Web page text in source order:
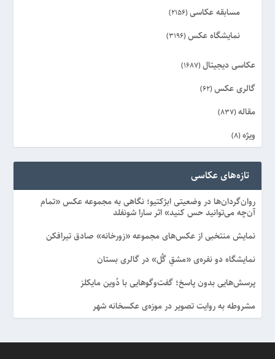
مسابقه عکاسی (2156)
نمایشگاه عکس (3196)
عکاسی دیجیتال (1687)
گالری عکس (62)
مقاله (837)
ویژه (8)
تازه‌های عکاسی
روان‌گردان‌ها در وضعیتی ابژکتیو؛ نگاهی به مجموعه عکس «تمام
آن‌چه می‌توانید حس کنید» اثر سارا شونفلد
نمایش منتخبی از عکس‌های مجموعه «زورخانه» صادق تیرافکن
نمایشگاه دو نفره‌ی «مشقِ گُل» در گالری بستان
پرسش‌هایی بدون پاسخ؛ گفت‌وگوهایی با دُوین مایکلز
مشروطه به روایت تصویر در موزه‌ی عکسخانه شهر